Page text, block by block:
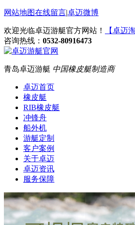
网站地图在线留言|卓迈微博
欢迎光临卓迈游艇官方网站！
【卓迈
咨询热线： 0532-80916473
青岛卓迈游艇 中国橡皮艇制造商
卓迈首页
橡皮艇
RIB橡皮艇
冲锋舟
船外机
游艇定制
客户案例
关于卓迈
卓迈资讯
服务保障